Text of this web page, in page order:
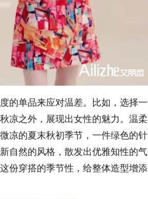
单品来应对温差。比如，选择一
凉之外，展现出女性的魅力。温柔
凉的夏末秋初季节，一件绿色的针
自然的风格，散发出优雅知性的气
份穿搭的季节性，给整体造型增添